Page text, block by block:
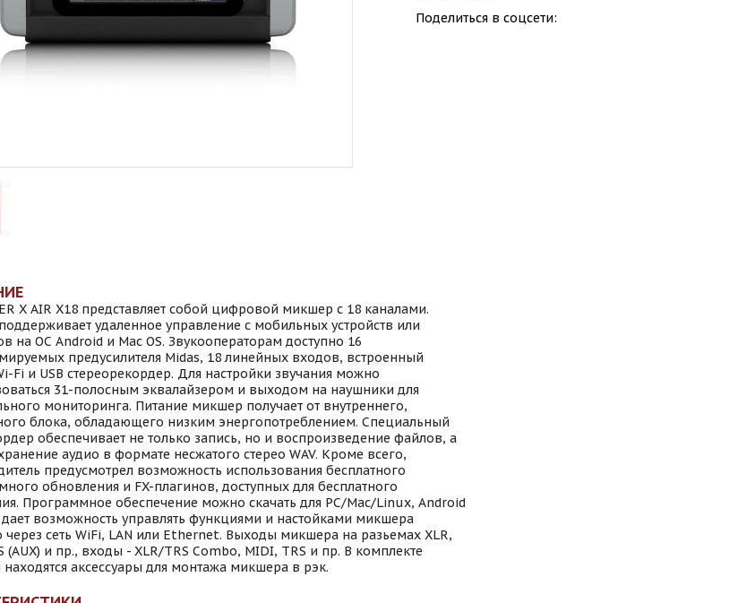
Поделиться в соцсети:
X AIR X18 представляет собой цифровой микшер с 18 каналами.
удаленное управление с мобильных устройств или
на ОС Android и Mac OS. Звукооператорам доступно 16
предусилителя Midas, 18 линейных входов, встроенный
Fi и USB стереорекордер. Для настройки звучания можно
31-полосным эквалайзером и выходом на наушники для
мониторинга. Питание микшер получает от внутреннего,
блока, обладающего низким энергопотреблением. Специальный
обеспечивает не только запись, но и воспроизведение файлов, а
аудио в формате несжатого стерео WAV. Кроме всего,
предусмотрел возможность использования бесплатного
обновления и FX-плагинов, доступных для бесплатного
Программное обеспечение можно скачать для PC/Mac/Linux, Android
дает возможность управлять функциями и настойками микшера
через сеть WiFi, LAN или Ethernet. Выходы микшера на разьемах XLR,
(AUX) и пр., входы - XLR/TRS Combo, MIDI, ТRS и пр. В комплекте
находятся аксессуары для монтажа микшера в рэк.